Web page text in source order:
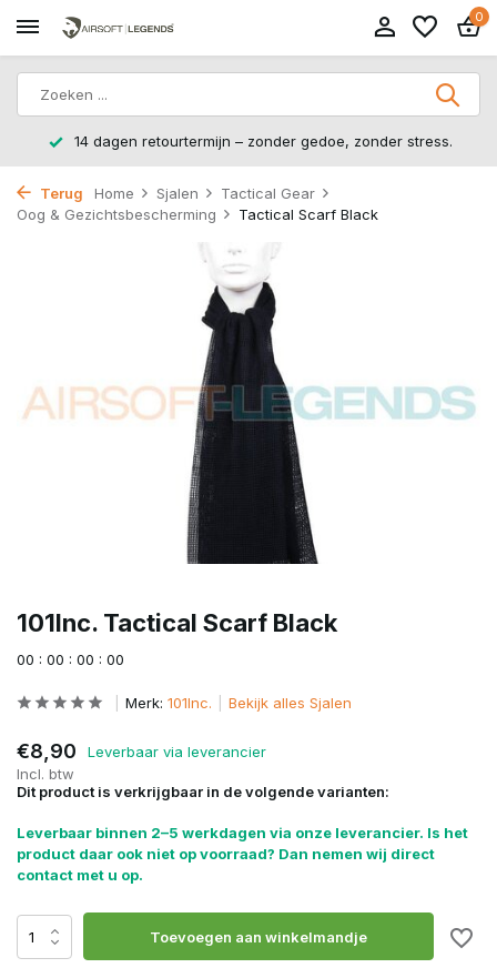
0
14 dagen retourtermijn – zonder gedoe, zonder stress.
Terug Home Sjalen
Tactical Gear
Oog & Gezichtsbescherming
Tactical Scarf Black
101Inc. Tactical Scarf Black
00 : 00 : 00 : 00
Merk: 101Inc. Bekijk alles Sjalen
€8,90
Leverbaar via leverancier
Incl. btw
Dit product is verkrijgbaar in de volgende varianten:
Leverbaar binnen 2–5 werkdagen via onze leverancier. Is het
product daar ook niet op voorraad? Dan nemen wij direct
contact met u op.
Toevoegen aan winkelmandje